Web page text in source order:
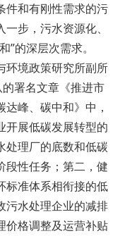
件和有刚性需求的污
步，污水资源化、
”的深层次需求。
境政策研究所副所
署名文章《推进市
峰、碳中和》中，
开展低碳发展转型的
处理厂的底数和低碳
段性任务；第二，健
标准体系相衔接的低
污水处理企业的减排
价格调整及运营补贴